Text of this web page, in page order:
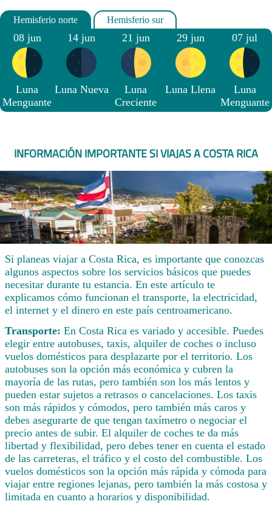
08 jun
Luna
Menguante
14 jun
Luna Nueva
21 jun
Luna
Creciente
29 jun
Luna Llena
07 jul
Luna
Menguante
INFORMACIÓN IMPORTANTE SI VIAJAS A COSTA RICA
Si planeas viajar a Costa Rica, es importante que conozcas
algunos aspectos sobre los servicios básicos que puedes
necesitar durante tu estancia. En este artículo te
explicamos cómo funcionan el transporte, la electricidad,
el internet y el dinero en este país centroamericano.
Transporte: En Costa Rica es variado y accesible. Puedes
elegir entre autobuses, taxis, alquiler de coches o incluso
vuelos domésticos para desplazarte por el territorio. Los
autobuses son la opción más económica y cubren la
mayoría de las rutas, pero también son los más lentos y
pueden estar sujetos a retrasos o cancelaciones. Los taxis
son más rápidos y cómodos, pero también más caros y
debes asegurarte de que tengan taxímetro o negociar el
precio antes de subir. El alquiler de coches te da más
libertad y flexibilidad, pero debes tener en cuenta el estado
de las carreteras, el tráfico y el costo del combustible. Los
vuelos domésticos son la opción más rápida y cómoda para
viajar entre regiones lejanas, pero también la más costosa y
limitada en cuanto a horarios y disponibilidad.